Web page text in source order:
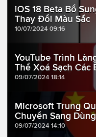
iOS 18 Beta Bổ
Thay Đổi Màu Sắc
10/07/2024 09:16
YouTube Trình
Thể Xoá Sạch Các
09/07/2024 18:14
Microsoft Trung
Chuyển Sang
09/07/2024 14:10